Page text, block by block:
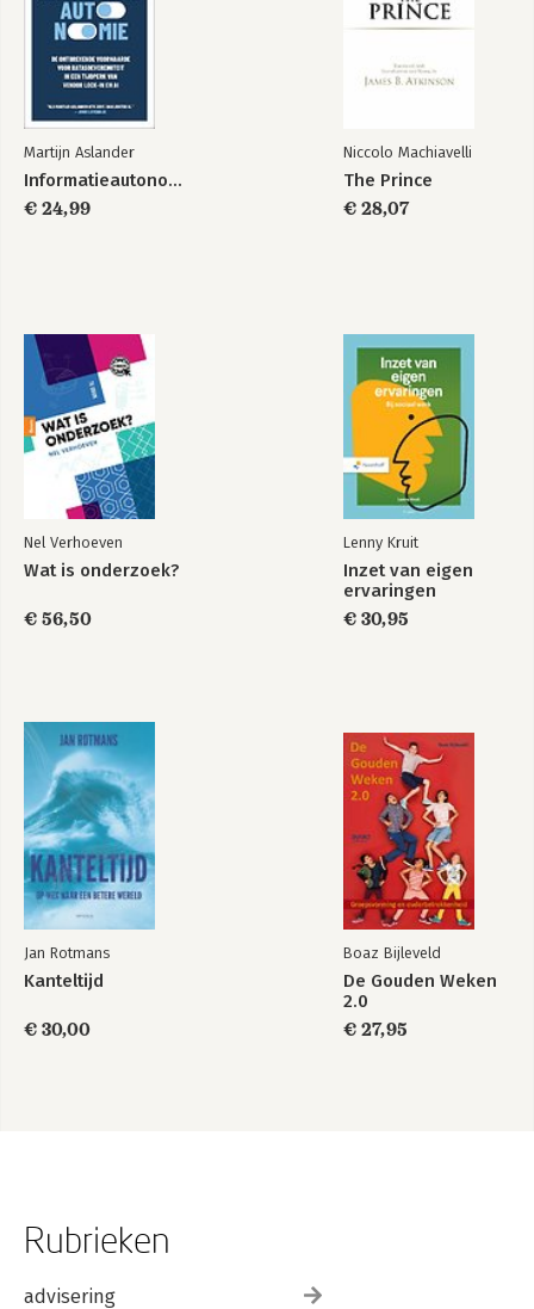
Martijn Aslander
Informatieautonomie
€ 24,99
Niccolo Machiavelli
The Prince
€ 28,07
Nel Verhoeven
Wat is onderzoek?
€ 56,50
Lenny Kruit
Inzet van eigen
ervaringen
€ 30,95
Jan Rotmans
Kanteltijd
€ 30,00
Boaz Bijleveld
De Gouden Weken
2.0
€ 27,95
Rubrieken
advisering